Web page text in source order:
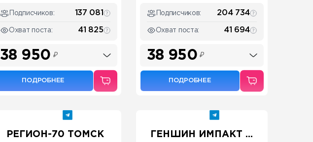
Подписчиков: 137 081
Охват поста: 41 825
38 950 ₽
ПОДРОБНЕЕ
Подписчиков: 204 734
Охват поста: 41 694
38 950₽
ПОДРОБНЕЕ
РЕГИОН-70 ТОМСК ГЕНШИН ИМПАКТ ...